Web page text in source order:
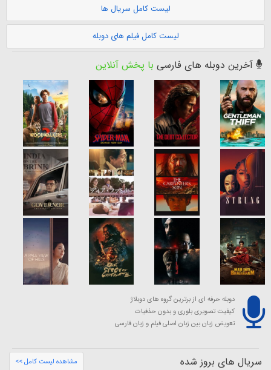
لیست کامل سریال ها
لیست کامل فیلم های دوبله
آخرین دوبله های فارسی با پخش آنلاین
دوبله حرفه ای از برترین گروه های دوبلاژ
کیفیت تصویری بلوری و بدون حذفیات
تعویض زبان بین زبان اصلی فیلم و زبان فارسی
سریال های بروز شده مشاهده لیست کامل >>